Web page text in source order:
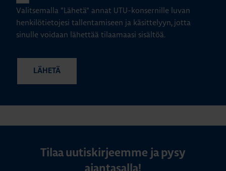
Valitsemalla "Lähetä" annat UTU-konsernille luvan
henkilötietojesi tallentamiseen ja käsittelyyn, jotta
sinulle voidaan lähettää tilaamaasi sisältöä.
Tilaa uutiskirjeemme ja pysy